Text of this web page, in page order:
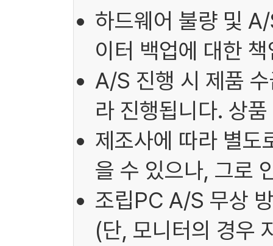
하드웨어 불량 및
이터 백업에 대한
A/S 진행 시 제품
라 진행됩니다. 상
제조사에 따라 별
을 수 있으나, 그로
조립PC A/S 무상
(단, 모니터의 경우